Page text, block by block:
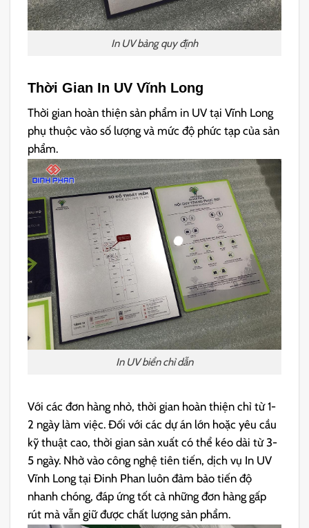
In UV bảng quy định
Thời Gian In UV Vĩnh Long
Thời gian hoàn thiện sản phẩm in UV tại Vĩnh Long
phụ thuộc vào số lượng và mức độ phức tạp của sản
phẩm.
In UV biển chỉ dẫn
Với các đơn hàng nhỏ, thời gian hoàn thiện chỉ từ 1-
2 ngày làm việc. Đối với các dự án lớn hoặc yêu cầu
kỹ thuật cao, thời gian sản xuất có thể kéo dài từ 3-
5 ngày. Nhờ vào công nghệ tiên tiến, dịch vụ In UV
Vĩnh Long tại Đinh Phan luôn đảm bảo tiến độ
nhanh chóng, đáp ứng tốt cả những đơn hàng gấp
rút mà vẫn giữ được chất lượng sản phẩm.